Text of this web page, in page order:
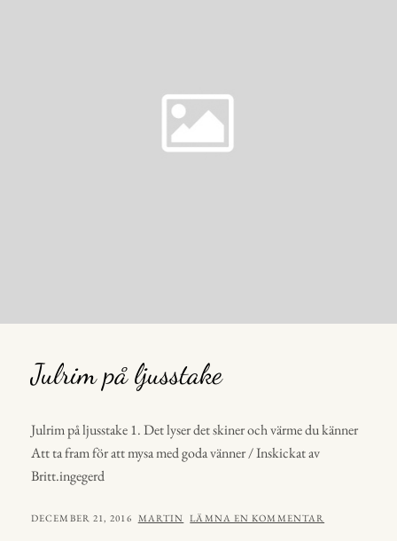
Julrim på ljusstake
Julrim på ljusstake 1. Det lyser det skiner och värme du känner
Att ta fram för att mysa med goda vänner / Inskickat av
Britt.ingegerd
PUBLICERAT
DECEMBER 21, 2016 AV
MARTIN LÄMNA EN KOMMENTAR